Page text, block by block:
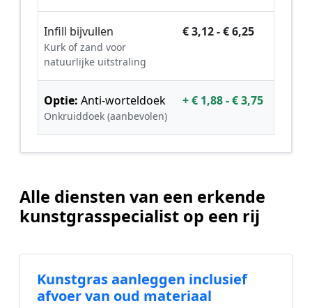
Infill bijvullen
Kurk of zand voor
natuurlijke uitstraling
€ 3,12 - € 6,25
Optie: Anti-worteldoek
Onkruiddoek (aanbevolen)
+ € 1,88 - € 3,75
Alle diensten van een erkende
kunstgrasspecialist op een rij
Kunstgras aanleggen inclusief
afvoer van oud materiaal